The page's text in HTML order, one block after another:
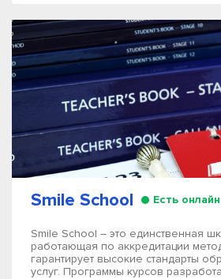
Smile School Есть
Smile School – это единственная
работающая по аккредитации
гарантирует высокие стандарты
услуг. Программы курсов